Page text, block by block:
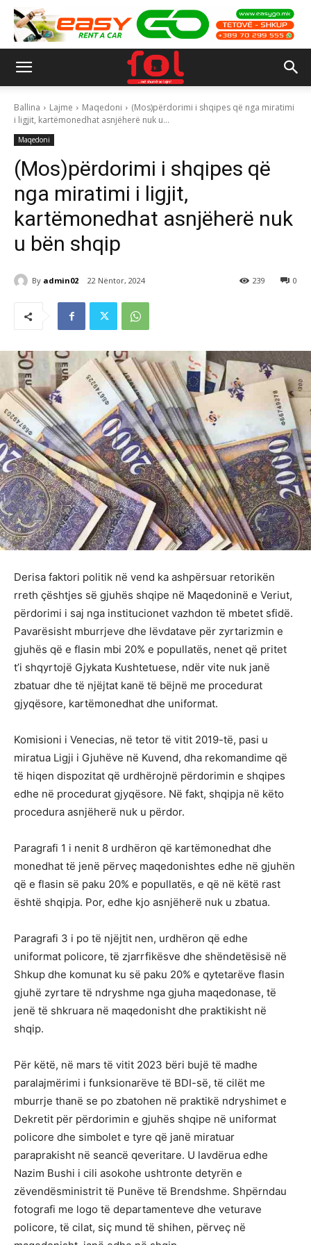
Ballina Lajme Maqedoni
(Mos)përdorimi i shqipes që nga miratimi
i ligjit, kartëmonedhat asnjëherë nuk u...
Maqedoni
(Mos)përdorimi i shqipes që
nga miratimi i ligjit,
kartëmonedhat asnjëherë nuk
u bën shqip
By admin02 22 Nëntor, 2024 0
239
Derisa faktori politik në vend ka ashpërsuar retorikën
rreth çështjes së gjuhës shqipe në Maqedoninë e Veriut,
përdorimi i saj nga institucionet vazhdon të mbetet sfidë.
Pavarësisht mburrjeve dhe lëvdatave për zyrtarizmin e
gjuhës që e flasin mbi 20% e popullatës, nenet që pritet
t’i shqyrtojë Gjykata Kushtetuese, ndër vite nuk janë
zbatuar dhe të njëjtat kanë të bëjnë me procedurat
gjyqësore, kartëmonedhat dhe uniformat.
Komisioni i Venecias, në tetor të vitit 2019-të, pasi u
miratua Ligji i Gjuhëve në Kuvend, dha rekomandime që
të hiqen dispozitat që urdhërojnë përdorimin e shqipes
edhe në procedurat gjyqësore. Në fakt, shqipja në këto
procedura asnjëherë nuk u përdor.
Paragrafi 1 i nenit 8 urdhëron që kartëmonedhat dhe
monedhat të jenë përveç maqedonishtes edhe në gjuhën
që e flasin së paku 20% e popullatës, e që në këtë rast
është shqipja. Por, edhe kjo asnjëherë nuk u zbatua.
Paragrafi 3 i po të njëjtit nen, urdhëron që edhe
uniformat policore, të zjarrfikësve dhe shëndetësisë në
Shkup dhe komunat ku së paku 20% e qytetarëve flasin
gjuhë zyrtare të ndryshme nga gjuha maqedonase, të
jenë të shkruara në maqedonisht dhe praktikisht në
shqip.
Për këtë, në mars të vitit 2023 bëri bujë të madhe
paralajmërimi i funksionarëve të BDI-së, të cilët me
mburrje thanë se po zbatohen në praktikë ndryshimet e
Dekretit për përdorimin e gjuhës shqipe në uniformat
policore dhe simbolet e tyre që janë miratuar
paraprakisht në seancë qeveritare. U lavdërua edhe
Nazim Bushi i cili asokohe ushtronte detyrën e
zëvendësministrit të Punëve të Brendshme. Shpërndau
fotografi me logo të departamenteve dhe veturave
policore, të cilat, siç mund të shihen, përveç në